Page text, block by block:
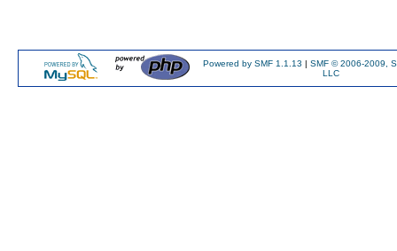
Powered by SMF 1.1.13 | SMF © 2006-2009,
LLC